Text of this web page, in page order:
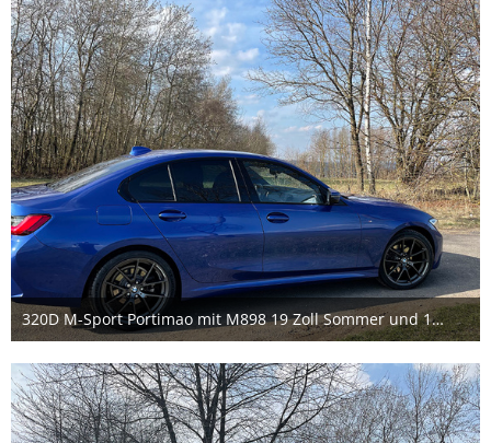
320D M-Sport Portimao mit M898 19 Zoll Sommer und 11er Spurverbreiterung pro Rad
26. März 2021
4